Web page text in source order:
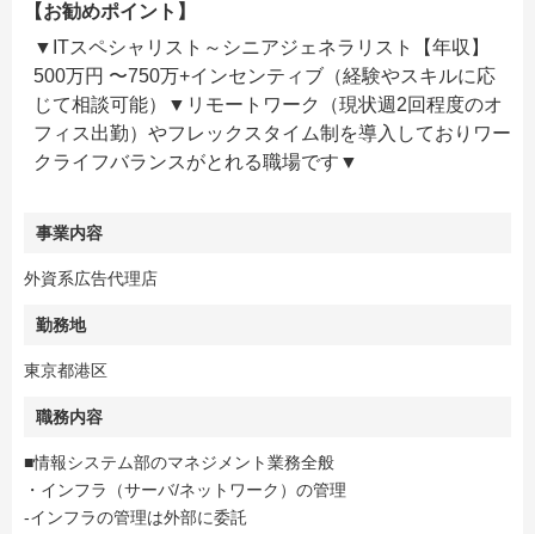
【お勧めポイント】
▼ITスペシャリスト～シニアジェネラリスト【年収】
500万円 〜750万+インセンティブ（経験やスキルに応
じて相談可能）▼リモートワーク（現状週2回程度のオ
フィス出勤）やフレックスタイム制を導入しておりワー
クライフバランスがとれる職場です▼
事業内容
外資系広告代理店
勤務地
東京都港区
職務内容
■情報システム部のマネジメント業務全般
・インフラ（サーバ/ネットワーク）の管理
-インフラの管理は外部に委託